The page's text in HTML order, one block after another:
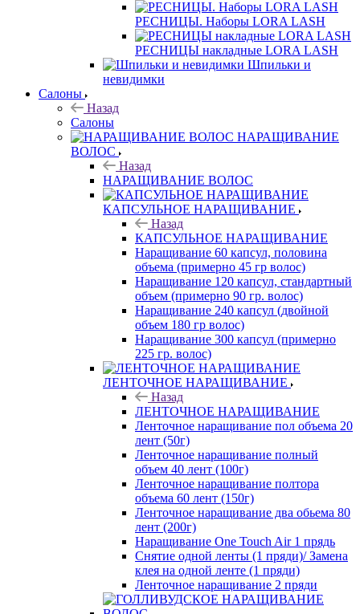
РЕСНИЦЫ. Наборы LORA LASH
РЕСНИЦЫ накладные LORA LASH
Шпильки и
невидимки
Салоны
Назад
Салоны
НАРАЩИВАНИЕ
ВОЛОС
Назад
НАРАЩИВАНИЕ ВОЛОС
КАПСУЛЬНОЕ НАРАЩИВАНИЕ
Назад
КАПСУЛЬНОЕ НАРАЩИВАНИЕ
Наращивание 60 капсул, половина
объема (примерно 45 гр волос)
Наращивание 120 капсул, стандартный
объем (примерно 90 гр. волос)
Наращивание 240 капсул (двойной
объем 180 гр волос)
Наращивание 300 капсул (примерно
225 гр. волос)
ЛЕНТОЧНОЕ НАРАЩИВАНИЕ
Назад
ЛЕНТОЧНОЕ НАРАЩИВАНИЕ
Ленточное наращивание пол объема 20
лент (50г)
Ленточное наращивание полный
объем 40 лент (100г)
Ленточное наращивание полтора
объема 60 лент (150г)
Ленточное наращивание два обьема 80
лент (200г)
Наращивание One Touch Air 1 прядь
Снятие одной ленты (1 пряди)/ Замена
клея на одной ленте (1 пряди)
Ленточное наращивание 2 пряди